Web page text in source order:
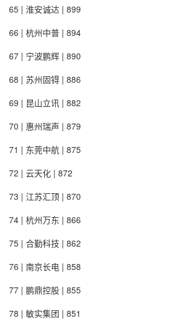
65 | 淮安诚达 | 899
66 | 杭州中普 | 894
67 | 宁波鹏辉 | 890
68 | 苏州固锝 | 886
69 | 昆山立讯 | 882
70 | 惠州瑞声 | 879
71 | 东莞中航 | 875
72 | 云天化 | 872
73 | 江苏汇顶 | 870
74 | 杭州万东 | 866
75 | 合勤科技 | 862
76 | 南京长电 | 858
77 | 鹏鼎控股 | 855
78 | 敏实集团 | 851